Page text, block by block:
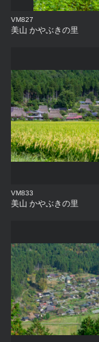
VM827
美山 かやぶきの里
VM833
美山 かやぶきの里